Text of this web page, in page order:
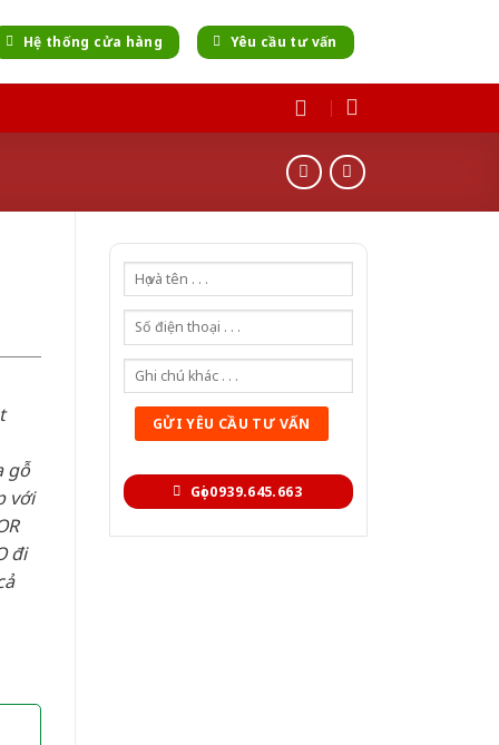
Hệ thống cửa hàng Yêu cầu tư vấn
Gọi 0939.645.663
gỗ
với
đi